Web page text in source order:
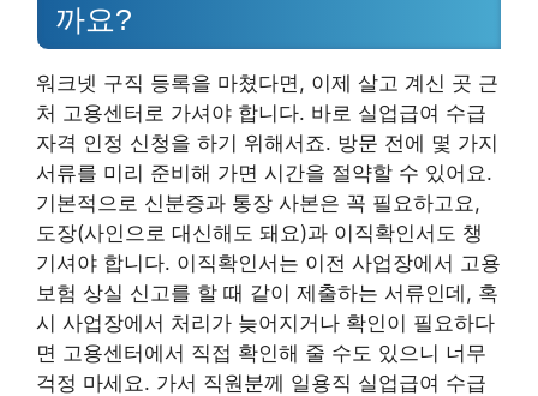
까요?
워크넷 구직 등록을 마쳤다면, 이제 살고 계신 곳 근
처 고용센터로 가셔야 합니다. 바로 실업급여 수급
자격 인정 신청을 하기 위해서죠. 방문 전에 몇 가지
서류를 미리 준비해 가면 시간을 절약할 수 있어요.
기본적으로 신분증과 통장 사본은 꼭 필요하고요,
도장(사인으로 대신해도 돼요)과 이직확인서도 챙
기셔야 합니다. 이직확인서는 이전 사업장에서 고용
보험 상실 신고를 할 때 같이 제출하는 서류인데, 혹
시 사업장에서 처리가 늦어지거나 확인이 필요하다
면 고용센터에서 직접 확인해 줄 수도 있으니 너무
걱정 마세요. 가서 직원분께 일용직 실업급여 수급